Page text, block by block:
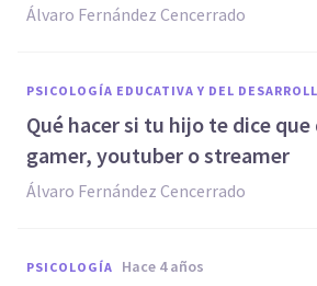
Álvaro Fernández Cencerrado
PSICOLOGÍA EDUCATIVA Y DEL
Qué hacer si tu hijo te dice que
gamer, youtuber o streamer
Álvaro Fernández Cencerrado
PSICOLOGÍA hace 4 años